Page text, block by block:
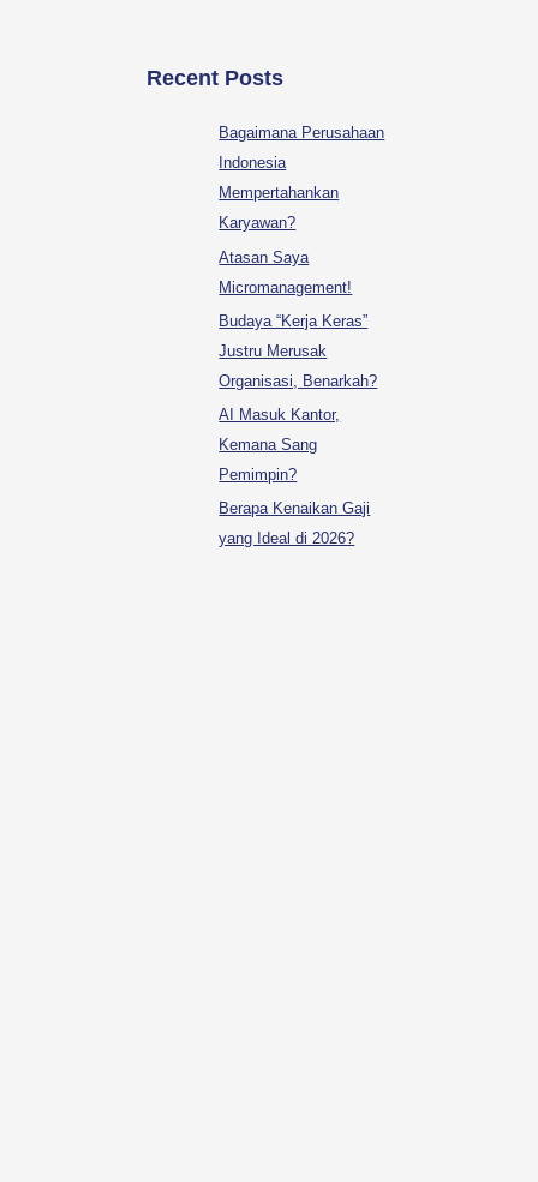
Recent Posts
Bagaimana Perusahaan
Indonesia
Mempertahankan
Karyawan?
Atasan Saya
Micromanagement!
Budaya “Kerja Keras”
Justru Merusak
Organisasi, Benarkah?
AI Masuk Kantor,
Kemana Sang
Pemimpin?
Berapa Kenaikan Gaji
yang Ideal di 2026?